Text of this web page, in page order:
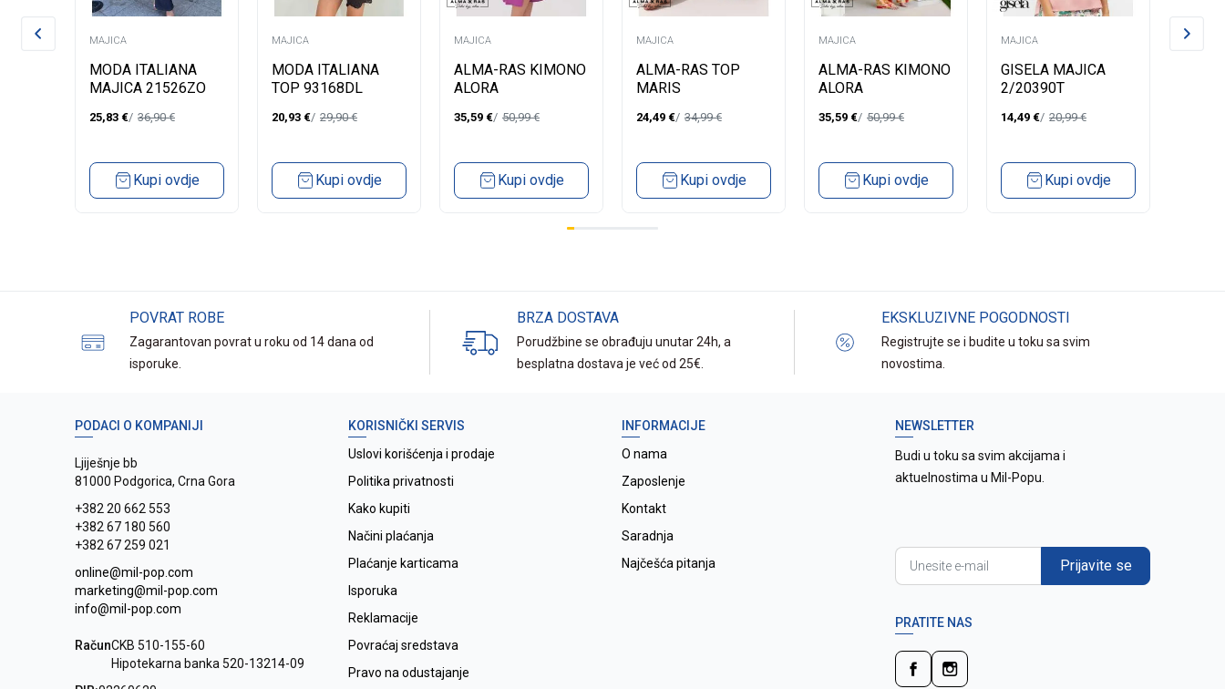
MAJICA
MODA ITALIANA
MAJICA 21526ZO
25,83 € 36,90€
Kupi ovdje
MAJICA
MODA ITALIANA
TOP 93168DL
20,93 € 29,90€
Kupi ovdje
MAJICA
ALMA-RAS KIMONO
ALORA
35,59 € 50,99€
Kupi ovdje
MAJICA
ALMA-RAS TOP
MARIS
24,49 € 34,99€
Kupi ovdje
MAJICA
ALMA-RAS KIMONO
ALORA
35,59 € 50,99€
Kupi ovdje
MAJICA
GISELA MAJICA
2/20390T
14,49 € 20,99€
Kupi ovdje
MAJICA
POVRAT ROBE
Zagarantovan povrat u roku od 14 dana od
isporuke.
BRZA DOSTAVA
Porudžbine se obrađuju unutar 24h, a
besplatna dostava je već od 25€.
EKSKLUZIVNE POGODNOSTI
Registrujte se i budite u toku sa svim
novostima.
PODACI O KOMPANIJI
Ljiješnje bb
81000 Podgorica, Crna Gora
+382 20 662 553
+382 67 180 560
+382 67 259 021
online@mil-pop.com
marketing@mil-pop.com
info@mil-pop.com
RačunCKB 510-155-60
Hipotekarna banka 520-13214-09
KORISNIČKI SERVIS
Uslovi korišćenja i prodaje
Politika privatnosti
Kako kupiti
Načini plaćanja
Plaćanje karticama
Isporuka
Reklamacije
Povraćaj sredstava
Pravo na odustajanje
INFORMACIJE
O nama
Zaposlenje
Kontakt
Saradnja
Najčešća pitanja
NEWSLETTER
Budi u toku sa svim akcijama i
aktuelnostima u Mil-Popu.
Prijavite se
PRATITE NAS